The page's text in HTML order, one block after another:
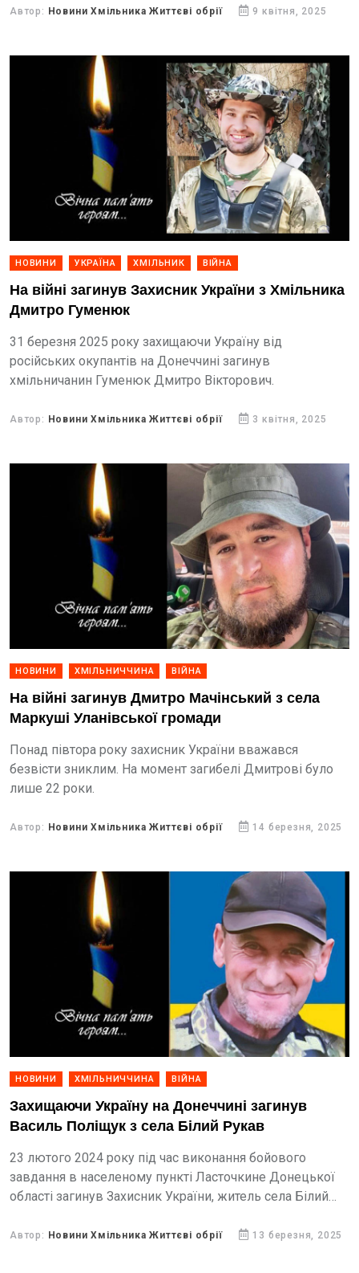
Автор: Новини Хмільника Життєві обрії 9 квітня, 2025
НОВИНИ УКРАЇНА ХМІЛЬНИК ВІЙНА
На війні загинув Захисник України з Хмільника
Дмитро Гуменюк
31 березня 2025 року захищаючи Україну від
російських окупантів на Донеччині загинув
хмільничанин Гуменюк Дмитро Вікторович.
Автор: Новини Хмільника Життєві обрії 3 квітня, 2025
НОВИНИ ХМІЛЬНИЧЧИНА ВІЙНА
На війні загинув Дмитро Мачінський з села
Маркуші Уланівської громади
Понад півтора року захисник України вважався
безвісти зниклим. На момент загибелі Дмитрові було
лише 22 роки.
Автор: Новини Хмільника Життєві обрії 14 березня, 2025
НОВИНИ ХМІЛЬНИЧЧИНА ВІЙНА
Захищаючи Україну на Донеччині загинув
Василь Поліщук з села Білий Рукав
23 лютого 2024 року під час виконання бойового
завдання в населеному пункті Ласточкине Донецької
області загинув Захисник України, житель села Білий
Автор: Новини Хмільника Життєві обрії 13 березня, 2025